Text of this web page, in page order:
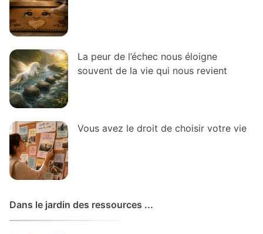
La peur de l’échec nous éloigne
souvent de la vie qui nous revient
Vous avez le droit de choisir votre vie
Dans le jardin des ressources ...